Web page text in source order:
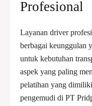
Profesional
Layanan driver
berbagai keunggulan
untuk kebutuhan
aspek yang paling
pelatihan yang
pengemudi di PT